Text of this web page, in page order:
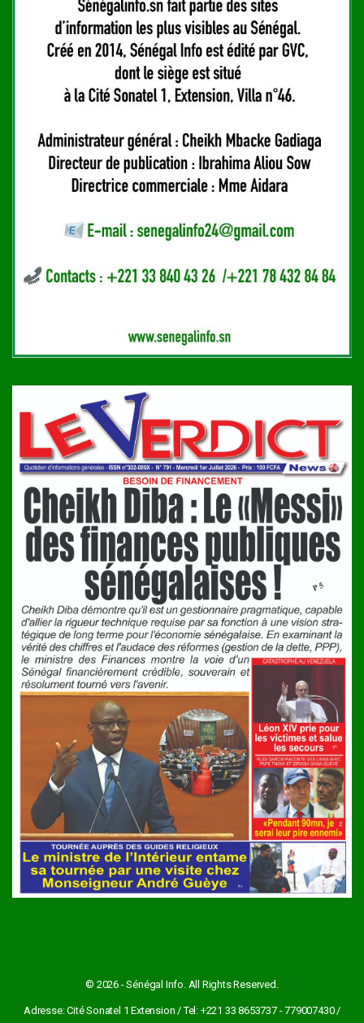
© 2026 - Sénégal Info. All Rights Reserved.
Adresse: Cité Sonatel 1 Extension / Tel: +221 33 8653737 - 779007430 /